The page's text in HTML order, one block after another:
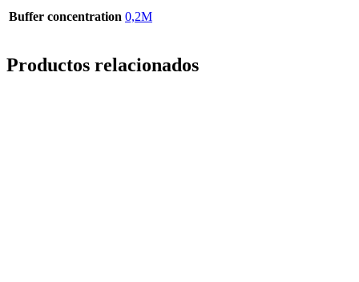
Buffer concentration 0,2M
Productos relacionados